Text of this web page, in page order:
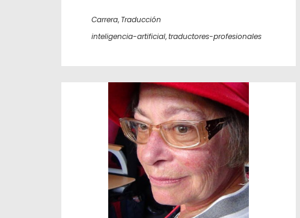
Carrera, Traducción
inteligencia-artificial,traductores-profesionales